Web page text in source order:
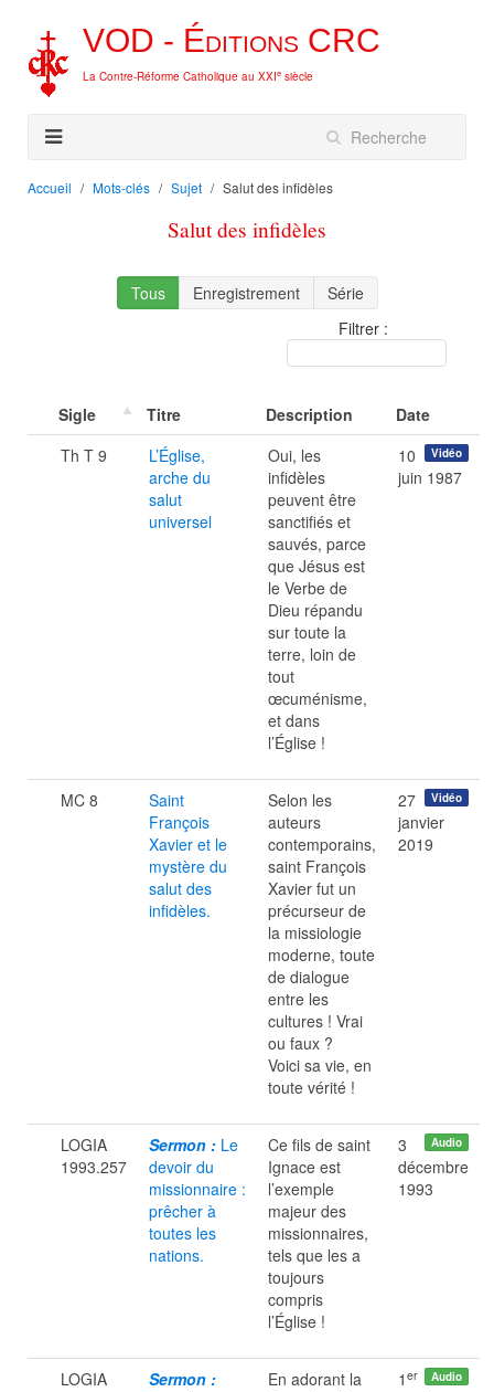
VOD - Éditions CRC
La Contre-Réforme Catholique au XXIe siècle
Accueil Mots-clés Sujet Salut des infidèles
Salut des infidèles
Tous Enregistrement
Série
Filtrer :
Sigle Titre Description
Date
Th T 9
L’Église,
arche du
salut
universel
Oui, les
infidèles
peuvent être
sanctifiés et
sauvés, parce
que Jésus est
le Verbe de
Dieu répandu
sur toute la
terre, loin de
tout
œcuménisme,
et dans
l’Église !
Vidéo
10
juin 1987
MC 8
Saint
François
Xavier et le
mystère du
salut des
infidèles.
Selon les
auteurs
contemporains,
saint François
Xavier fut un
précurseur de
la missiologie
moderne, toute
de dialogue
entre les
cultures ! Vrai
ou faux ?
Voici sa vie, en
toute vérité !
Vidéo
27
janvier
2019
LOGIA
1993.257
Sermon : Le
devoir du
missionnaire :
prêcher à
toutes les
nations.
Ce fils de saint
Ignace est
l’exemple
majeur des
missionnaires,
tels que les a
toujours
compris
l’Église !
Audio
3
décembre
1993
LOGIA
Sermon :
En adorant la
Audio
1 er